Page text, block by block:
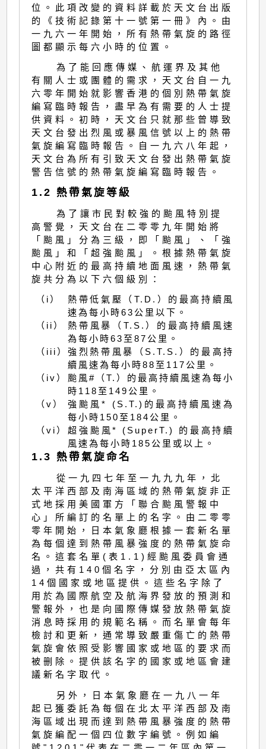
位。此項改變的資料詳載於天文台出版
的《技術記錄第十一號第一冊》內。由
一九六一年開始，所有熱帶氣旋的路徑
圖都顯示每六小時的位置。
為了能回應傳媒、航運界及其他
有關人士或團體的需求，天文台自一九
六零年開始就影響香港的個別熱帶氣旋
編寫臨時報告，盡早為有需要的人士提
供資料。初時，天文台只就那些曾導致
天文台發出烈風或暴風信號以上的熱帶
氣旋編寫臨時報告。自一九六八年起，
天文台為所有引致天文台發出熱帶氣旋
警告信號的熱帶氣旋編寫臨時報告。
1.2 熱帶氣旋等級
為了讓市民對較強的颱風特別提
高警覺，天文台在二零零九年開始將
「颱風」分為三級，即「颱風」、「強
颱風」和「超強颱風」。根據熱帶氣旋
中心附近的最高持續地面風速，熱帶氣
旋共分為以下六個級別：
（i）
熱帶低氣壓（T.D.）的最高持續風
速為每小時63公里以下。
（ii）
熱帶風暴（T.S.）的最高持續風速
為每小時63至87公里。
（iii）強烈熱帶風暴（S.T.S.）的最高持
續風速為每小時88至117公里。
（iv）
颱風#（T.）的最高持續風速為每小
時118至149公里。
（v）
強颱風* (S.T.)的最高持續風速為
每小時150至184公里。
（vi） 超強颱風* (SuperT.) 的最高持續
風速為每小時185公里或以上。
1.3 熱帶氣旋命名
從一九四七年至一九九九年，北
太平洋西部及南海區域的熱帶氣旋非正
式地採用美國軍方「聯合颱風警報中
心」所編訂的名單上的名字。由二零零
零年開始，日本氣象廳根據一套新名單
為每個達到熱帶風暴強度的熱帶氣旋命
名。這套名單(表1.1)經颱風委員會通
過，共有140個名字，分別由亞太區內
14個國家或地區提供。這些名字除了
用於為國際航空及航海界發放的預測和
警報外，也是向國際傳媒發放熱帶氣旋
消息時採用的規範名稱。而名單會每年
檢討和更新，通常導致嚴重傷亡的熱帶
氣旋會依照受影響國家或地區的要求而
被删除。提供該名字的國家或地區會建
議新名字取代。
另外，日本氣象廳在一九八一年
起已獲委託為每個在北太平洋西部及南
海區域出現而達到熱帶風暴強度的熱帶
氣旋編配一個四位數字編號。例如編